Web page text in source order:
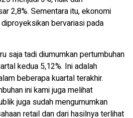
2,8%. Sementara itu, ekonomi
bervariasi pada
saja tadi diumumkan pertumbuhan
kedua 5,12%. Ini adalah
beberapa kuartal terakhir.
ini kami juga melihat
juga sudah mengumumkan
retail dan dari hasilnya terlihat